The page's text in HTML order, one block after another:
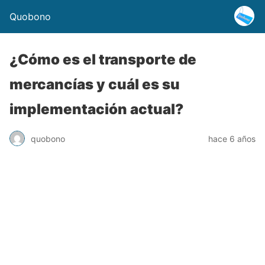
Quobono
¿Cómo es el transporte de
mercancías y cuál es su
implementación actual?
quobono hace 6 años